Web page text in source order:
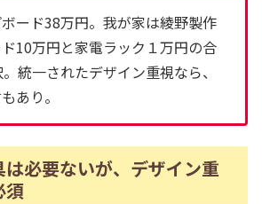
ード38万円。我が家は綾野製作
10万円と家電ラック１万円の合
統一されたデザイン重視なら、
あり。
必要ないが、デザイン重
須